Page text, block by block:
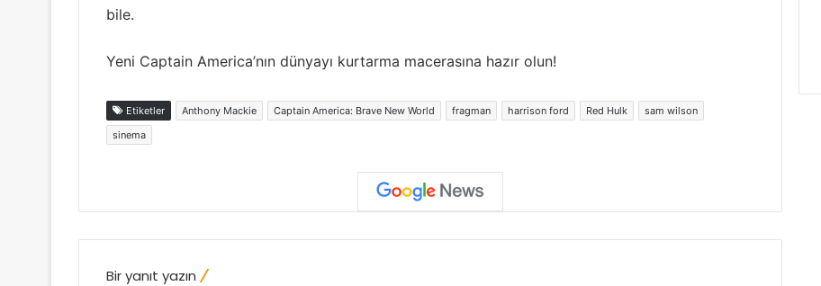
bile.
Yeni Captain America’nın dünyayı kurtarma macerasına hazır olun!
Etiketler Anthony Mackie Captain America: Brave New World fragman harrison ford Red Hulk
sam wilson
sinema
Bir yanıt yazın